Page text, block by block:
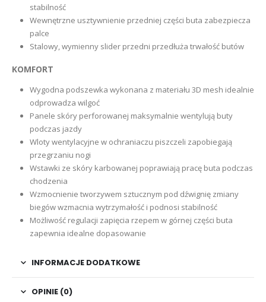
stabilność
Wewnętrzne usztywnienie przedniej części buta zabezpiecza
palce
Stalowy, wymienny slider przedni przedłuża trwałość butów
KOMFORT
Wygodna podszewka wykonana z materiału 3D mesh idealnie
odprowadza wilgoć
Panele skóry perforowanej maksymalnie wentylują buty
podczas jazdy
Wloty wentylacyjne w ochraniaczu piszczeli zapobiegają
przegrzaniu nogi
Wstawki ze skóry karbowanej poprawiają pracę buta podczas
chodzenia
Wzmocnienie tworzywem sztucznym pod dźwignię zmiany
biegów wzmacnia wytrzymałość i podnosi stabilność
Możliwość regulacji zapięcia rzepem w górnej części buta
zapewnia idealne dopasowanie
INFORMACJE DODATKOWE
OPINIE (0)